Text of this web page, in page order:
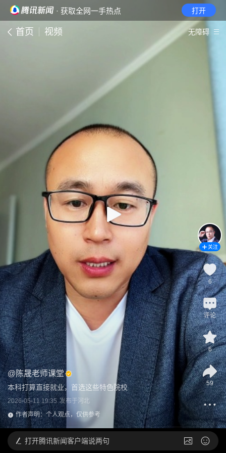
· 获取全网一手热点 打开
首页 视频 无障碍
@ 陈晟老师课堂
本科打算直接就业，首选这些特色院校
2026-05-11 19:35 发布于河北
作者声明：个人观点，仅供参考
关注
6
评论
6
59
打开腾讯新闻客户端说两句